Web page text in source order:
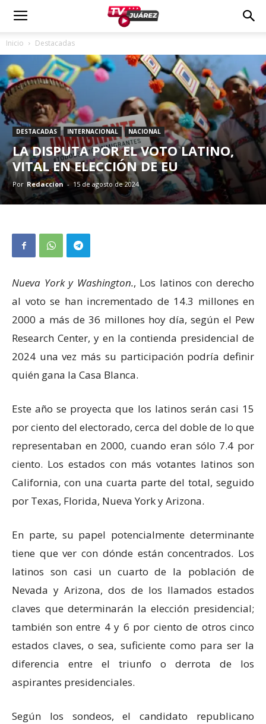
Inicio Destacadas
DESTACADAS INTERNACIONAL NACIONAL
LA DISPUTA POR EL VOTO LATINO,
VITAL EN ELECCIÓN DE EU
Por Redaccion - 15 de agosto de 2024
Nueva York y Washington., Los latinos con derecho
al voto se han incrementado de 14.3 millones en
2000 a más de 36 millones hoy día, según el Pew
Research Center, y en la contienda presidencial de
2024 una vez más su participación podría definir
quién gana la Casa Blanca.
Este año se proyecta que los latinos serán casi 15
por ciento del electorado, cerca del doble de lo que
representaban en 2000, cuando eran sólo 7.4 por
ciento. Los estados con más votantes latinos son
California, con una cuarta parte del total, seguido
por Texas, Florida, Nueva York y Arizona.
En parte, su papel potencialmente determinante
tiene que ver con dónde están concentrados. Los
latinos son casi un cuarto de la población de
Nevada y Arizona, dos de los llamados estados
claves que determinarán la elección presidencial;
también son entre 4 y 6 por ciento de otros cinco
estados claves, o sea, suficiente como para ser la
diferencia entre el triunfo o derrota de los
aspirantes presidenciales.
Según los sondeos, el candidato republicano